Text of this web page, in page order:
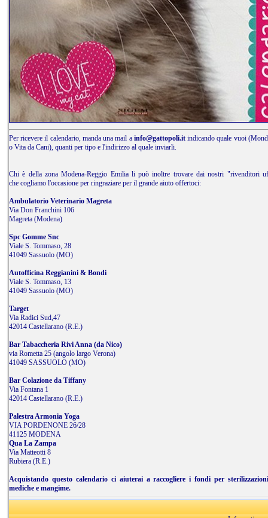
Per ricevere il calendario, manda una mail a info@gattopoli.it indicando quale vuoi
o Vita da Cani), quanti per tipo e l'indirizzo al quale inviarli.
Chi è della zona Modena-Reggio Emilia li può inoltre trovare dai nostri "rivenditori
che cogliamo l'occasione per ringraziare per il grande aiuto offertoci:
Ambulatorio Veterinario Magreta
Via Don Franchini 106
Magreta (Modena)
Spc Gomme Snc
Viale S. Tommaso, 28
41049 Sassuolo (MO)
Autofficina Reggianini & Bondi
Viale S. Tommaso, 13
41049 Sassuolo (MO)
Target
Via Radici Sud,47
42014 Castellarano (R.E.)
Bar Tabaccheria Rivi Anna (da Nico)
via Rometta 25 (angolo largo Verona)
41049 SASSUOLO (MO)
Bar Colazione da Tiffany
Via Fontana 1
42014 Castellarano (R.E.)
Palestra Armonia Yoga
VIA PORDENONE 26/28
41125 MODENA
Qua La Zampa
Via Matteotti 8
Rubiera (R.E.)
Acquistando questo calendario ci aiuterai a raccogliere i fondi per
mediche e mangime.